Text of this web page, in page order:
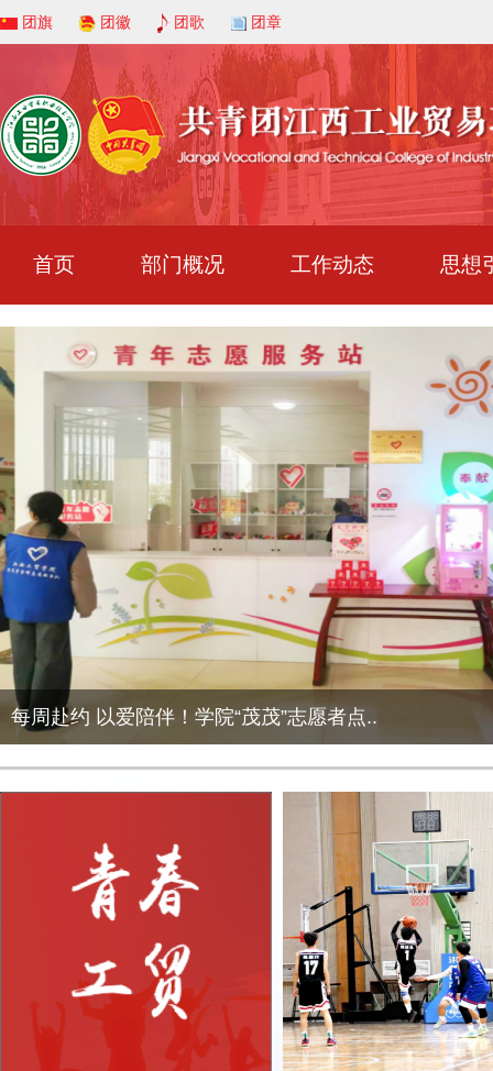
团旗 团徽 团歌 团章
首页 部门概况 工作动态 思想
每周赴约 以爱陪伴！学院“茂茂”志愿者点..